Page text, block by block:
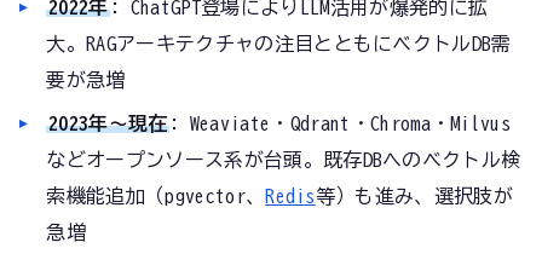
2022年 : ChatGPT登場によりLLM活用が爆発的に拡
大。RAGアーキテクチャの注目とともにベクトルDB需
要が急増
2023年〜現在 : Weaviate・Qdrant・Chroma・Milvus
などオープンソース系が台頭。既存DBへのベクトル検
索機能追加（pgvector、
Redis等）も進み、選択肢が
急増